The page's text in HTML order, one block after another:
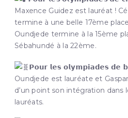
Maxence Guidez est lauréat !
termine à une belle 17ème
Oundjede termine à la 15ème
Sébahundé à la 22ème.
𝗣𝗼𝘂𝗿 𝗹𝗲𝘀 𝗼𝗹𝘆𝗺𝗽𝗶𝗮𝗱𝗲𝘀 𝗱𝗲
Oundjede est lauréate et
d’un point son intégration dans
lauréats.